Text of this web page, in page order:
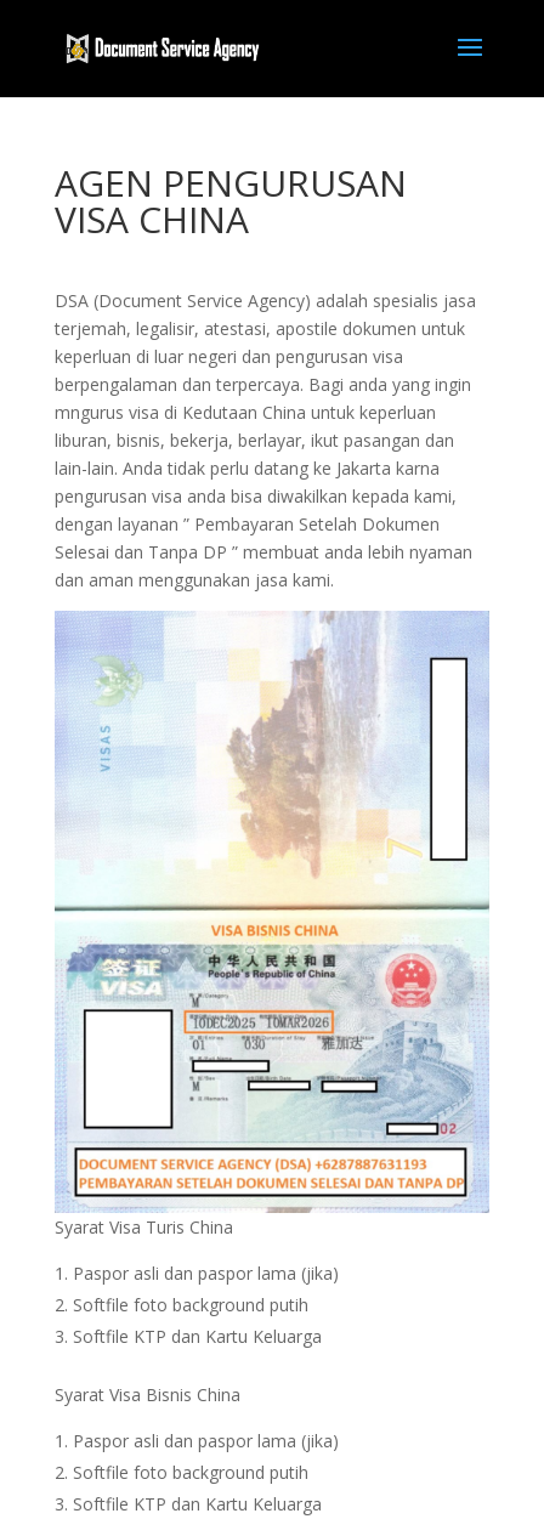
AGEN PENGURUSAN
VISA CHINA
DSA (Document Service Agency) adalah spesialis jasa
terjemah, legalisir, atestasi, apostile dokumen untuk
keperluan di luar negeri dan pengurusan visa
berpengalaman dan terpercaya. Bagi anda yang ingin
mngurus visa di Kedutaan China untuk keperluan
liburan, bisnis, bekerja, berlayar, ikut pasangan dan
lain-lain. Anda tidak perlu datang ke Jakarta karna
pengurusan visa anda bisa diwakilkan kepada kami,
dengan layanan ” Pembayaran Setelah Dokumen
Selesai dan Tanpa DP ” membuat anda lebih nyaman
dan aman menggunakan jasa kami.
Syarat Visa Turis China
Paspor asli dan paspor lama (jika)
Softfile foto background putih
Softfile KTP dan Kartu Keluarga
Syarat Visa Bisnis China
Paspor asli dan paspor lama (jika)
Softfile foto background putih
Softfile KTP dan Kartu Keluarga